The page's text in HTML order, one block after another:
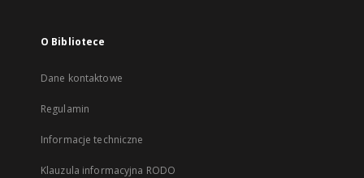
O Bibliotece
Dane kontaktowe
Regulamin
Informacje techniczne
Klauzula informacyjna RODO